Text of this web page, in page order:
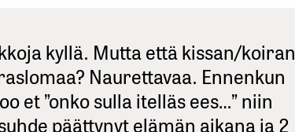
kyllä. Mutta että kissan/koiran
Naurettavaa. Ennenkun
et ”onko sulla itelläs ees…” niin
päättynyt elämän aikana ja 2